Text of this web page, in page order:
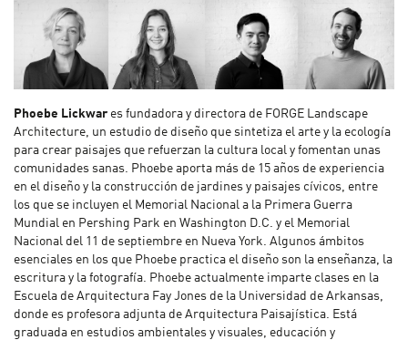
Phoebe Lickwares fundadora y directora de FORGE Landscape
Architecture, un estudio de diseño que sintetiza el arte y la ecología
para crear paisajes que refuerzan la cultura local y fomentan unas
comunidades sanas. Phoebe aporta más de 15 años de experiencia
en el diseño y la construcción de jardines y paisajes cívicos, entre
los que se incluyen el Memorial Nacional a la Primera Guerra
Mundial en Pershing Park en Washington D.C. y el Memorial
Nacional del 11 de septiembre en Nueva York. Algunos ámbitos
esenciales en los que Phoebe practica el diseño son la enseñanza, la
escritura y la fotografía. Phoebe actualmente imparte clases en la
Escuela de Arquitectura Fay Jones de la Universidad de Arkansas,
donde es profesora adjunta de Arquitectura Paisajística. Está
graduada en estudios ambientales y visuales, educación y